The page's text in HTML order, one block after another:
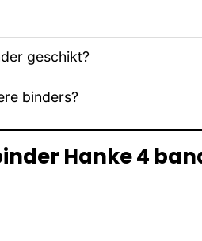
geschikt?
binders?
Hanke 4